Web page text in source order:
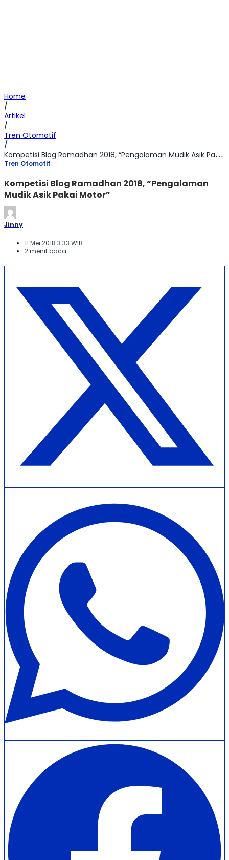
Home
/
Artikel
/
Tren Otomotif
/
Kompetisi Blog Ramadhan 2018, “Pengalaman Mudik Asik Pakai Motor”
Tren Otomotif
Kompetisi Blog Ramadhan 2018, “Pengalaman
Mudik Asik Pakai Motor”
Jinny
11 Mei 2018 3:33 WIB
2 menit baca